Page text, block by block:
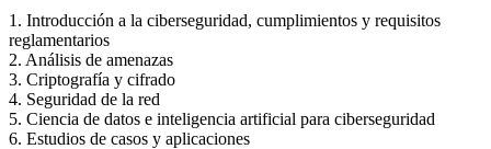
1. Introducción a la ciberseguridad, cumplimientos y requisitos
reglamentarios
2. Análisis de amenazas
3. Criptografía y cifrado
4. Seguridad de la red
5. Ciencia de datos e inteligencia artificial para ciberseguridad
6. Estudios de casos y aplicaciones